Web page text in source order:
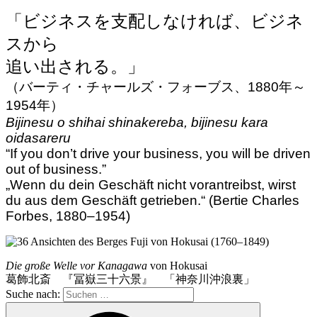
「ビジネスを支配しなければ、ビジネ
スから
追い出される。」
（バーティ・チャールズ・フォーブス、1880年～
1954年）
Bijinesu o shihai shinakereba, bijinesu kara
oidasareru
“If you don’t drive your business, you will be driven
out of business.”
„Wenn du dein Geschäft nicht vorantreibst, wirst
du aus dem Geschäft getrieben.“ (Bertie Charles
Forbes, 1880–1954)
Die große Welle vor Kanagawa von Hokusai
葛飾北斎 『冨嶽三十六景』 「神奈川沖浪裏」
Suche nach: